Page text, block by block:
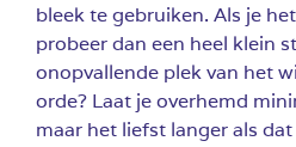
bleek te gebruiken. Als je
probeer dan een heel klein
onopvallende plek van het
orde? Laat je overhemd
maar het liefst langer als